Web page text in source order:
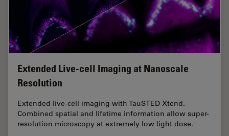
Extended Live-cell Imaging at Nanoscale
Resolution
Extended live-cell imaging with TauSTED Xtend.
Combined spatial and lifetime information allow super-
resolution microscopy at extremely low light dose.